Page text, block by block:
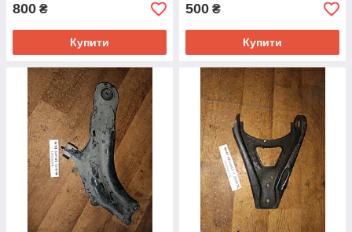
800 ₴
Купити
500 ₴
Купити